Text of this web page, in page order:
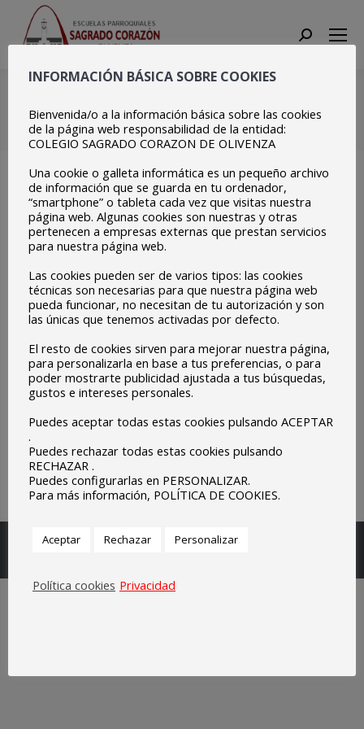
Search:
Estás aquí:
Inicio IMG_3682
Escuelas Parroquiales Sagrado Corazón de Olivenza.
INFORMACIÓN BÁSICA SOBRE COOKIES
Bienvenida/o a la información básica sobre las cookies
de la página web responsabilidad de la entidad:
COLEGIO SAGRADO CORAZON DE OLIVENZA
Una cookie o galleta informática es un pequeño archivo
de información que se guarda en tu ordenador,
“smartphone” o tableta cada vez que visitas nuestra
página web. Algunas cookies son nuestras y otras
pertenecen a empresas externas que prestan servicios
para nuestra página web.
Las cookies pueden ser de varios tipos: las cookies
técnicas son necesarias para que nuestra página web
pueda funcionar, no necesitan de tu autorización y son
las únicas que tenemos activadas por defecto.
El resto de cookies sirven para mejorar nuestra página,
para personalizarla en base a tus preferencias, o para
poder mostrarte publicidad ajustada a tus búsquedas,
gustos e intereses personales.
Puedes aceptar todas estas cookies pulsando ACEPTAR
.
Puedes rechazar todas estas cookies pulsando
RECHAZAR .
Puedes configurarlas en PERSONALIZAR.
Para más información, POLÍTICA DE COOKIES.
Aceptar Rechazar Personalizar
Política cookies Privacidad